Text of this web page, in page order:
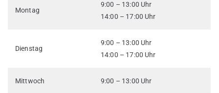
Montag
9:00 – 13:00 Uhr
14:00 – 17:00 Uhr
Dienstag
9:00 – 13:00 Uhr
14:00 – 17:00 Uhr
Mittwoch 9:00 – 13:00 Uhr